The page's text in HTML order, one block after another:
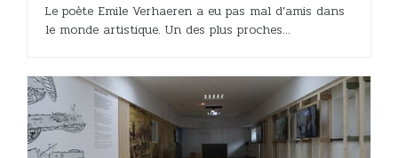
Le poète Emile Verhaeren a eu pas mal d’amis dans
le monde artistique. Un des plus proches...